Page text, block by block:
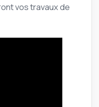
vos travaux de